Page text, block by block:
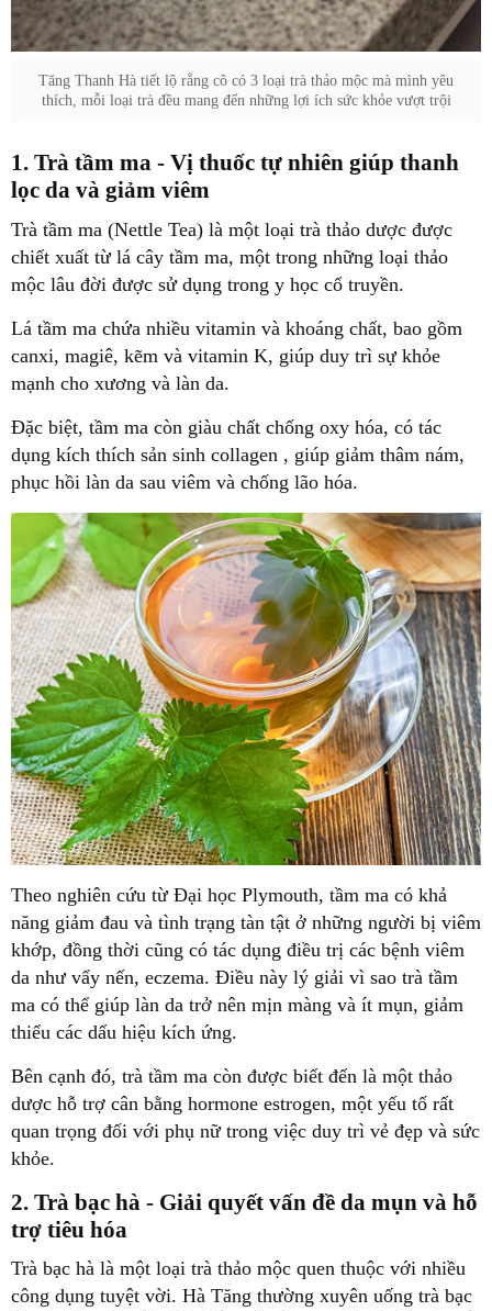
Tăng Thanh Hà tiết lộ rằng cô có 3 loại trà thảo mộc mà mình yêu
thích, mỗi loại trà đều mang đến những lợi ích sức khỏe vượt trội
1. Trà tầm ma - Vị thuốc tự nhiên giúp thanh
lọc da và giảm viêm
Trà tầm ma (Nettle Tea) là một loại trà thảo dược được
chiết xuất từ lá cây tầm ma, một trong những loại thảo
mộc lâu đời được sử dụng trong y học cổ truyền.
Lá tầm ma chứa nhiều vitamin và khoáng chất, bao gồm
canxi, magiê, kẽm và vitamin K, giúp duy trì sự khỏe
mạnh cho xương và làn da.
Đặc biệt, tầm ma còn giàu chất chống oxy hóa, có tác
dụng kích thích sản sinh collagen , giúp giảm thâm nám,
phục hồi làn da sau viêm và chống lão hóa.
Theo nghiên cứu từ Đại học Plymouth, tầm ma có khả
năng giảm đau và tình trạng tàn tật ở những người bị viêm
khớp, đồng thời cũng có tác dụng điều trị các bệnh viêm
da như vẩy nến, eczema. Điều này lý giải vì sao trà tầm
ma có thể giúp làn da trở nên mịn màng và ít mụn, giảm
thiểu các dấu hiệu kích ứng.
Bên cạnh đó, trà tầm ma còn được biết đến là một thảo
dược hỗ trợ cân bằng hormone estrogen, một yếu tố rất
quan trọng đối với phụ nữ trong việc duy trì vẻ đẹp và sức
khỏe.
2. Trà bạc hà - Giải quyết vấn đề da mụn và hỗ
trợ tiêu hóa
Trà bạc hà là một loại trà thảo mộc quen thuộc với nhiều
công dụng tuyệt vời. Hà Tăng thường xuyên uống trà bạc